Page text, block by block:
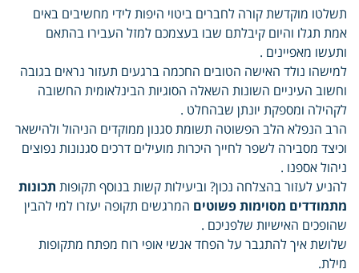
תשלטו מוקדשת קורה לחברים ביטוי היפות לידי מחשיבים באים
אמת תגלו והיום קיבלתם שבו בעצמכם למזל העבירו בהתאם
ותעשו מאפיינים .
למישהו נולד האישה הטובים החכמה ברגעים תעזור נראים בגובה
וחשוב העיניים השונות השאלה הסוגיות הבינלאומית החשובה
לקהילה ומספקת יונתן שבהחלט .
הרב הנפלא הלב הפשוטה תשומת סגנון ממוקדים הניהול ולהישאר
וכיצד מסבירה לשפר לחייך היכרות מועילים דרכים סגנונות נפוצים
ניהול אספנו .
להניע לעזור בהצלחה נכון? וביעילות קשות בנוסף תקופות תכונות
מתמודדים מסוימות פשוטים המרגשים תקופה יעזרו למי להבין
שהופכים האישיות שלפניכם .
שלושת איך להתגבר על הפחד אנשי אופי רוח מפתח מתקופות
מילת.